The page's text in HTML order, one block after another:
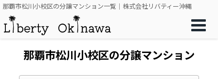
那覇市松川小校区の分譲マンション一覧｜株式会社リバティー沖縄
那覇市松川小校区の分譲マンション